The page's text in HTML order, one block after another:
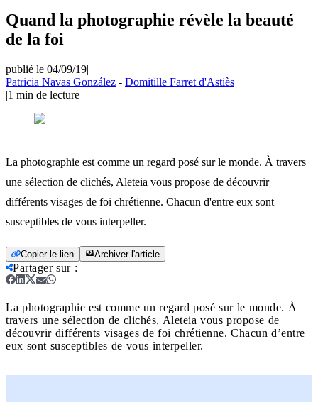
Quand la photographie révèle la beauté
de la foi
publié le 04/09/19|
Patricia Navas González - Domitille Farret d'Astiès
|1 min de lecture
La photographie est comme un regard posé sur le monde. À travers
une sélection de clichés, Aleteia vous propose de découvrir
différents visages de foi chrétienne. Chacun d'entre eux sont
susceptibles de vous interpeller.
Copier le lien Archiver l'article
Partager sur:
La photographie est comme un regard posé sur le monde. À
travers une sélection de clichés, Aleteia vous propose de
découvrir différents visages de foi chrétienne. Chacun d’entre
eux sont susceptibles de vous interpeller.